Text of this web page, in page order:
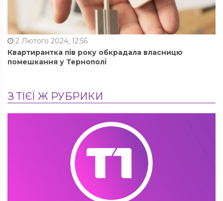
2 Лютого 2024, 12:56
Квартирантка пів року обкрадала власницю
помешкання у Тернополі
З ТІЄЇ Ж РУБРИКИ